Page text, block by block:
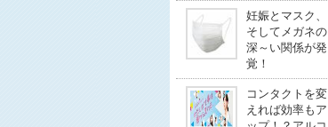
妊娠とマスク、
そしてメガネの
深～い関係が発
覚！
コンタクトを変
えれば効率もア